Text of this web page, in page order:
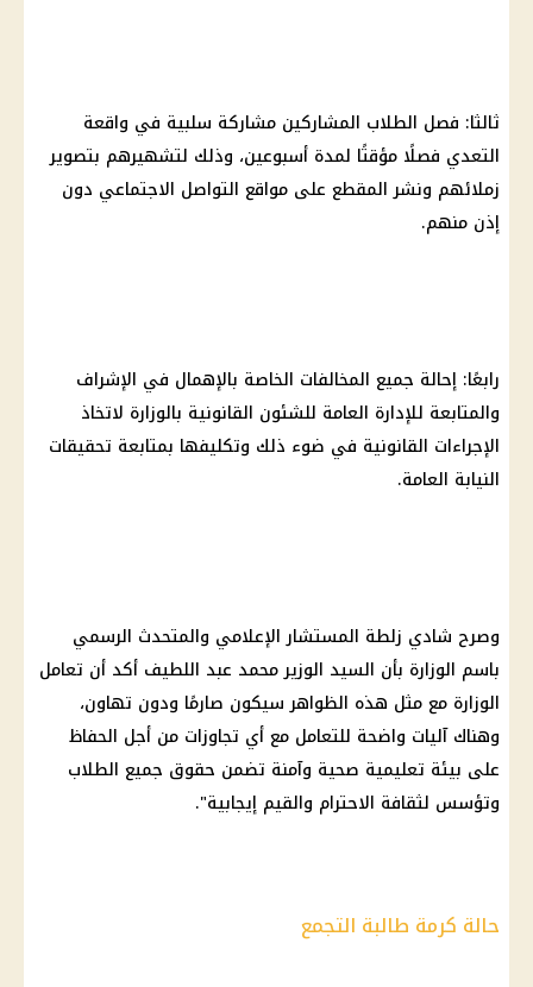
ثالثا: فصل الطلاب المشاركين مشاركة سلبية في واقعة
التعدي فصلًا مؤقتًا لمدة أسبوعين، وذلك لتشهيرهم بتصوير
زملائهم ونشر المقطع على مواقع التواصل الاجتماعي دون
إذن منهم.
رابعًا: إحالة جميع المخالفات الخاصة بالإهمال في الإشراف
والمتابعة للإدارة العامة للشئون القانونية بالوزارة لاتخاذ
الإجراءات القانونية في ضوء ذلك وتكليفها بمتابعة تحقيقات
النيابة العامة.
وصرح شادي زلطة المستشار الإعلامي والمتحدث الرسمي
باسم الوزارة بأن السيد الوزيرمحمد عبد اللطيف أكد أن تعامل
الوزارة مع مثل هذه الظواهر سيكون صارمًا ودون تهاون،
وهناك آليات واضحة للتعامل مع أي تجاوزات من أجل الحفاظ
على بيئة تعليمية صحية وآمنة تضمن حقوق جميع الطلاب
وتؤسس لثقافة الاحترام والقيم إيجابية".
حالة كرمة طالبة التجمع